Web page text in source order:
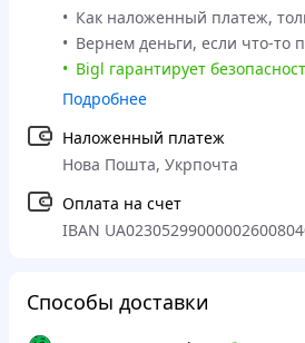
Как наложенный платеж,
Вернем деньги, если что-то
Bigl гарантирует
Подробнее
Наложенный платеж
Нова Пошта, Укрпочта
Оплата на счет
IBAN
Способы доставки